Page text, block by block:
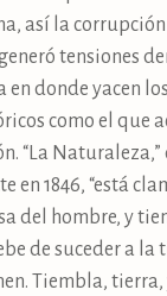
así la
tensiones
en donde yacen
como el que
“La
en 1846, “está
del hombre, y
de suceder a la
Tiembla, tierra,